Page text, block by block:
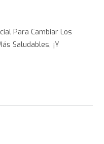
Para Cambiar Los
Saludables, ¡y